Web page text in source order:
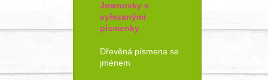
Jmenovky s
vyřezanými
písmenky
Dřevěná písmena se
jménem